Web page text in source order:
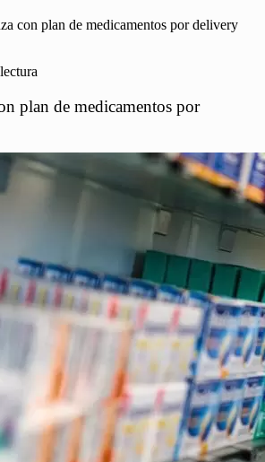
con plan de medicamentos por delivery
plan de medicamentos por